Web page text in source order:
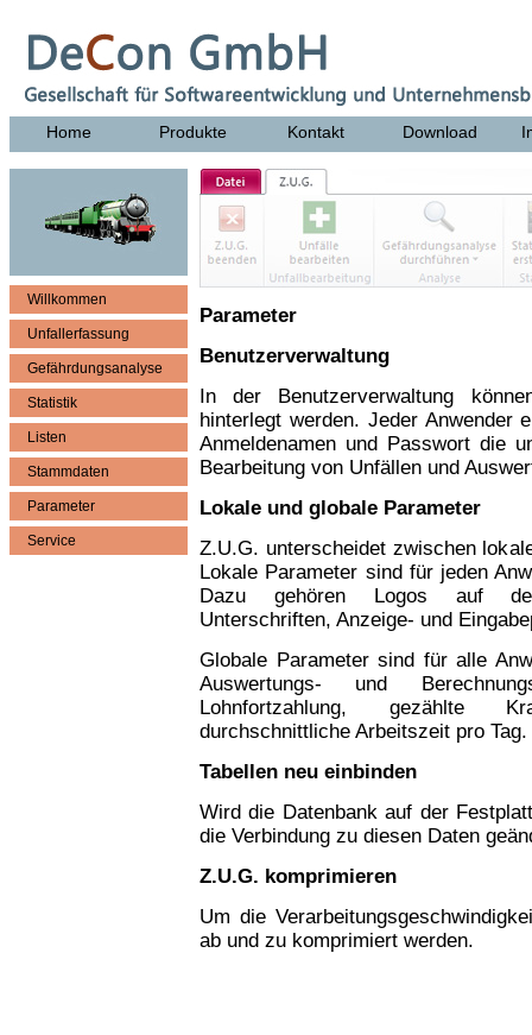
Home Produkte Kontakt Download
Willkommen
Unfallerfassung
Gefährdungsanalyse
Statistik
Listen
Stammdaten
Parameter
Service
Parameter
Benutzerverwaltung
In der Benutzerverwaltung
hinterlegt werden. Jeder Anwender
Anmeldenamen und Passwort die
Bearbeitung von Unfällen und
Lokale und globale Parameter
Z.U.G. unterscheidet zwischen
Lokale Parameter sind für jeden
Dazu gehören Logos auf
Unterschriften, Anzeige- und
Globale Parameter sind für alle
Auswertungs- und
Lohnfortzahlung, gezählte
durchschnittliche Arbeitszeit pro Tag.
Tabellen neu einbinden
Wird die Datenbank auf der
die Verbindung zu diesen Daten
Z.U.G. komprimieren
Um die
ab und zu komprimiert werden.